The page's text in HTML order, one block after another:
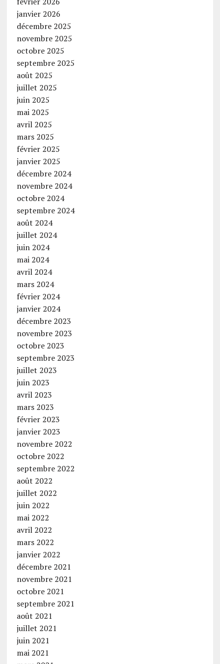
janvier 2026
décembre 2025
novembre 2025
octobre 2025
septembre 2025
août 2025
juillet 2025
juin 2025
mai 2025
avril 2025
mars 2025
février 2025
janvier 2025
décembre 2024
novembre 2024
octobre 2024
septembre 2024
août 2024
juillet 2024
juin 2024
mai 2024
avril 2024
mars 2024
février 2024
janvier 2024
décembre 2023
novembre 2023
octobre 2023
septembre 2023
juillet 2023
juin 2023
avril 2023
mars 2023
février 2023
janvier 2023
novembre 2022
octobre 2022
septembre 2022
août 2022
juillet 2022
juin 2022
mai 2022
avril 2022
mars 2022
janvier 2022
décembre 2021
novembre 2021
octobre 2021
septembre 2021
août 2021
juillet 2021
juin 2021
mai 2021